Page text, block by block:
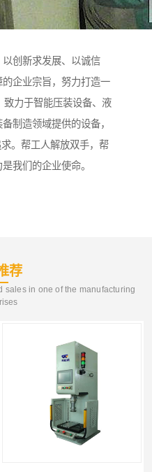
创新求发展、以诚信
企业宗旨，努力打造一
致力于智能压装设备、液
制造领域提供的设备，
。帮工人解放双手，帮
我们的企业使命。
荐
sales in one of the manufacturing